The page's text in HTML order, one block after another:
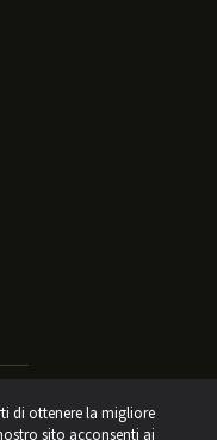
di ottenere la migliore
sito acconsenti ai